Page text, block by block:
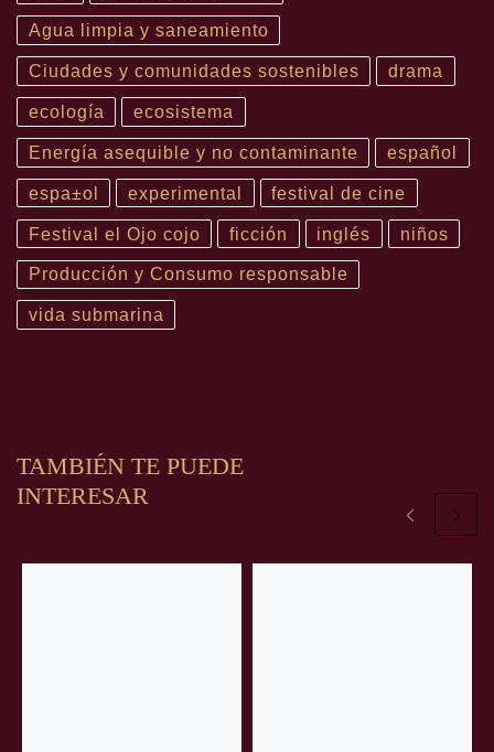
Agua limpia y saneamiento
Ciudades y comunidades sostenibles drama
ecología ecosistema
Energía asequible y no contaminante español
espa±ol experimental festival de cine
Festival el Ojo cojo ficción inglés niños
Producción y Consumo responsable
vida submarina
TAMBIÉN TE PUEDE
INTERESAR